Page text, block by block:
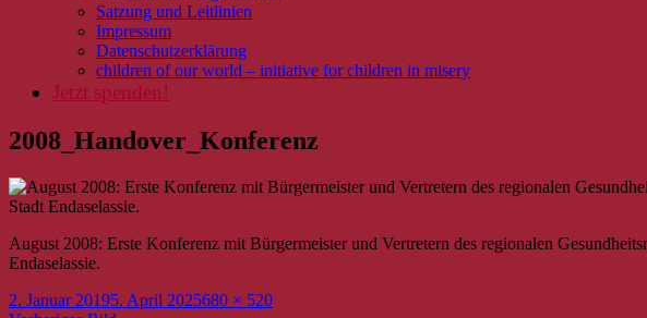
Satzung und Leitlinien
Impressum
Datenschutzerklärung
children of our world – initiative for children in misery
Jetzt spenden!
2008_Handover_Konferenz
August 2008: Erste Konferenz mit Bürgermeister und Vertretern des regionalen
Endaselassie.
Veröffentlicht
2. Januar 20195. April 2025Volle
680 × 520